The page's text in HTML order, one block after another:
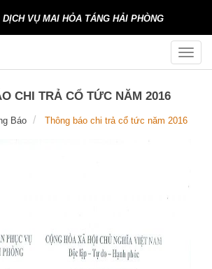
DỊCH VỤ MAI HỎA TÁNG HẢI PHÒNG
Toggle
CHI TRẢ CỔ TỨC NĂM 2016
Báo Thông báo chi trả cổ tức năm 2016